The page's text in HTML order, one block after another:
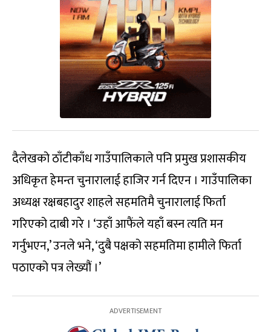
दैलेखको ठाँटीकाँध गाउँपालिकाले पनि प्रमुख प्रशासकीय
अधिकृत हेमन्त चुनारालाई हाजिर गर्न दिएन । गाउँपालिका
अध्यक्ष रक्षबहादुर शाहले सहमतिमै चुनारालाई फिर्ता
गरिएको दाबी गरे । ‘उहाँ आफैंले यहाँ बस्न त्यति मन
गर्नुभएन,’ उनले भने, ‘दुबै पक्षको सहमतिमा हामीले फिर्ता
पठाएको पत्र लेख्यौं ।’